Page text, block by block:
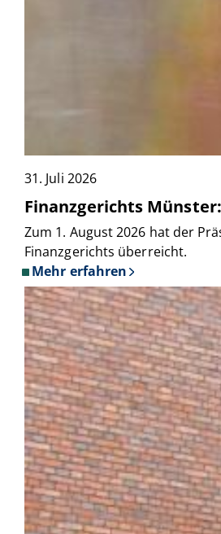
31. Juli 2026
Finanzgerichts
Zum 1. August 2026 hat der
Finanzgerichts überreicht.
Mehr erfahrenüber
Münster:
Dr.
Jan-
Hendrik
Kister
ist
neuer
Vizepräsident